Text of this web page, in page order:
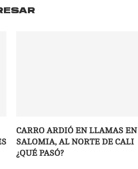
CARRO ARDIÓ EN LLAMAS EN
SALOMIA, AL NORTE DE CALI
¿QUÉ PASÓ?